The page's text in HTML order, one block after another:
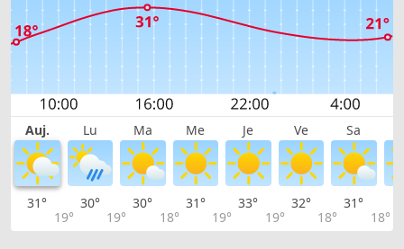
Auj. Lu Ma Me Je Ve Sa
31°
19°
30°
19°
30°
18°
31°
19°
33°
19°
32°
18°
31°
18°